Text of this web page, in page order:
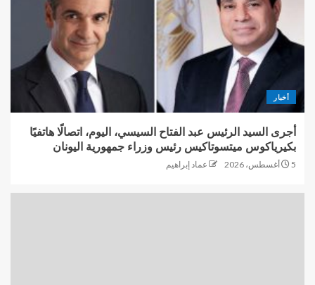
أخبار
أجرى السيد الرئيس عبد الفتاح السيسي، اليوم، اتصالًا هاتفيًا
بكيرياكوس ميتسوتاكيس رئيس وزراء جمهورية اليونان
5 أغسطس، 2026 عماد إبراهيم